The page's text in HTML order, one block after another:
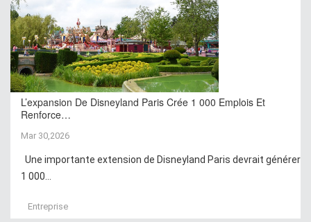
L’expansion De Disneyland Paris Crée 1 000 Emplois Et
Renforce…
Mar 30,2026
Une importante extension de Disneyland Paris devrait générer
1 000...
Entreprise